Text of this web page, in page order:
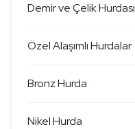
Demir ve Çelik Hurdası
Özel Alaşımlı Hurdalar
Bronz Hurda
Nikel Hurda